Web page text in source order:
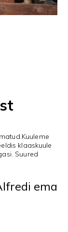
klaaskuule
Suured
ema